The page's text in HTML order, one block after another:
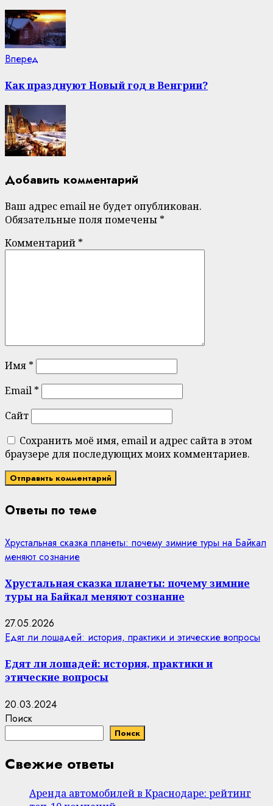
Вперед
Как празднуют Новый год в Венгрии?
Добавить комментарий
Ваш адрес email не будет опубликован.
Обязательные поля помечены *
Комментарий *
Имя *
Email *
Сайт
Сохранить моё имя, email и адрес сайта в этом
браузере для последующих моих комментариев.
Ответы по теме
Хрустальная сказка планеты: почему зимние туры на Байкал
меняют сознание
Хрустальная сказка планеты: почему зимние
туры на Байкал меняют сознание
27.05.2026
Едят ли лошадей: история, практики и этические вопросы
Едят ли лошадей: история, практики и
этические вопросы
20.03.2024
Поиск
Поиск
Свежие ответы
Аренда автомобилей в Краснодаре: рейтинг